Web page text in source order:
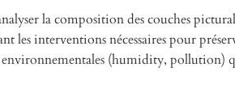
la composition des couches
les interventions nécessaires pour
environnementales (humidity, pollution)